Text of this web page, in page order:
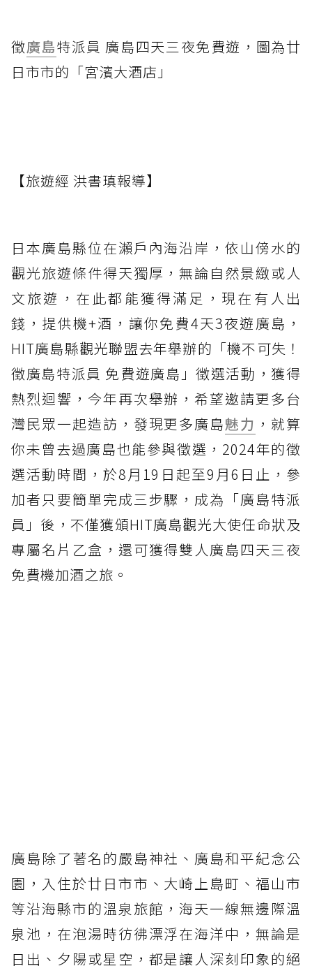
徵廣島特派員 廣島四天三夜免費遊，圖為廿
日市市的「宮濱大酒店」
【旅遊經 洪書瑱報導】
日本廣島縣位在瀨戶內海沿岸，依山傍水的
觀光旅遊條件得天獨厚，無論自然景緻或人
文旅遊，在此都能獲得滿足，現在有人出
錢，提供機+酒，讓你免費4天3夜遊廣島，
HIT廣島縣觀光聯盟去年舉辦的「機不可失！
徵廣島特派員 免費遊廣島」徵選活動，獲得
熱烈迴響，今年再次舉辦，希望邀請更多台
灣民眾一起造訪，發現更多廣島魅力 ，就算
你未曾去過廣島也能參與徵選，2024年的徵
選活動時間，於8月19日起至9月6日止，參
加者只要簡單完成三步驟，成為「廣島特派
員」後，不僅獲頒HIT廣島觀光大使任命狀及
專屬名片乙盒，還可獲得雙人廣島四天三夜
免費機加酒之旅。
廣島除了著名的嚴島神社、廣島和平紀念公
園，入住於廿日市市、大崎上島町、福山市
等沿海縣市的溫泉旅館，海天一線無邊際溫
泉池，在泡湯時彷彿漂浮在海洋中，無論是
日出、夕陽或星空，都是讓人深刻印象的絕